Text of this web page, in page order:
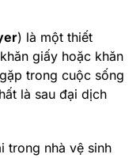
) là một thiết
giấy hoặc khăn
trong cuộc sống
là sau đại dịch
trong nhà vệ sinh